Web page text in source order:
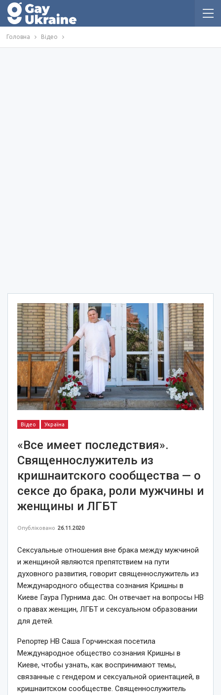
Головна Відео
Відео Україна
«Все имеет последствия».
Священнослужитель из
кришнаитского сообщества — о
сексе до брака, роли мужчины и
женщины и ЛГБТ
Опубліковано 26.11.2020
Сексуальные отношения вне брака между мужчиной
и женщиной являются препятствием на пути
духовного развития, говорит священнослужитель из
Международного общества сознания Кришны в
Киеве Гаура Пурнима дас. Он отвечает на вопросы НВ
о правах женщин, ЛГБТ и сексуальном образовании
для детей.
Репортер НВ Саша Горчинская посетила
Международное общество сознания Кришны в
Киеве, чтобы узнать, как воспринимают темы,
связанные с гендером и сексуальной ориентацией, в
кришнаитском сообществе. Священнослужитель